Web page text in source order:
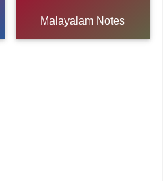
Malayalam Notes